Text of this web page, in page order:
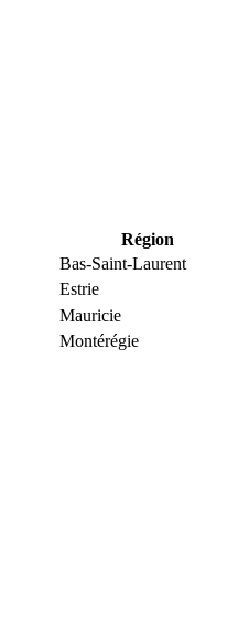
Région
Bas-Saint-Laurent
Estrie
Mauricie
Montérégie